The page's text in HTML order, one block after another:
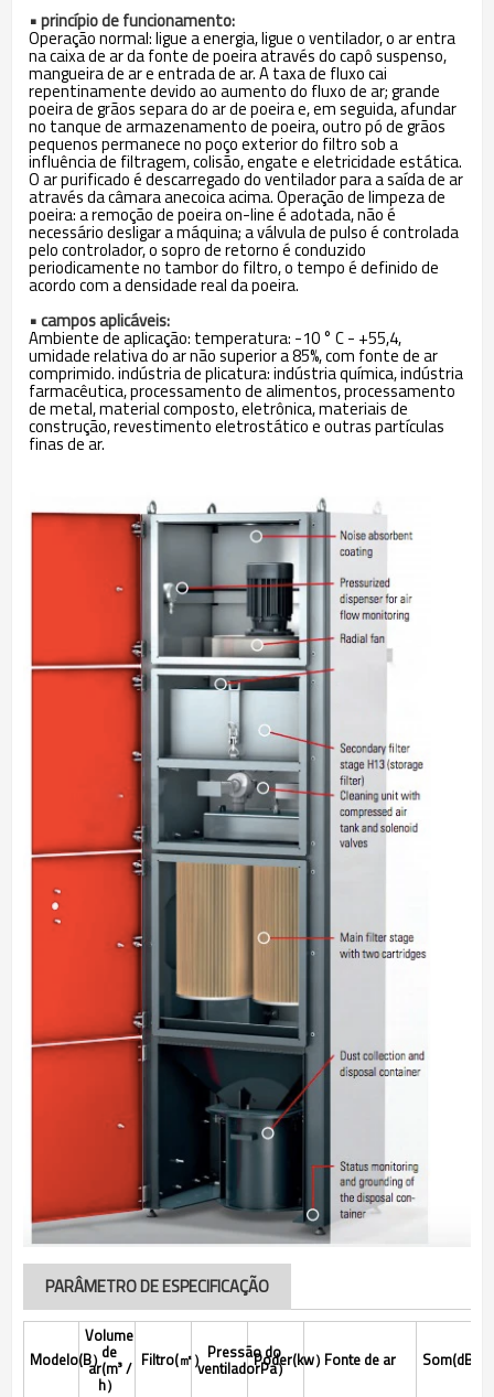
• princípio de funcionamento:
Operação normal: ligue a energia, ligue o ventilador, o ar entra
na caixa de ar da fonte de poeira através do capô suspenso,
mangueira de ar e entrada de ar. A taxa de fluxo cai
repentinamente devido ao aumento do fluxo de ar; grande
poeira de grãos separa do ar de poeira e, em seguida, afundar
no tanque de armazenamento de poeira, outro pó de grãos
pequenos permanece no poço exterior do filtro sob a
influência de filtragem, colisão, engate e eletricidade estática.
O ar purificado é descarregado do ventilador para a saída de ar
através da câmara anecoica acima. Operação de limpeza de
poeira: a remoção de poeira on-line é adotada, não é
necessário desligar a máquina; a válvula de pulso é controlada
pelo controlador, o sopro de retorno é conduzido
periodicamente no tambor do filtro, o tempo é definido de
acordo com a densidade real da poeira.
• campos aplicáveis:
Ambiente de aplicação: temperatura: -10 ° C - +55,4,
umidade relativa do ar não superior a 85%, com fonte de ar
comprimido. indústria de plicatura: indústria química, indústria
farmacêutica, processamento de alimentos, processamento
de metal, material composto, eletrônica, materiais de
construção, revestimento eletrostático e outras partículas
finas de ar.
PARÂMETRO DE ESPECIFICAÇÃO
Modelo(B）
Volume
de
ar(m³ /
h）
Filtro(㎡）Pressão do
ventiladorPa）
Poder(kw）Fonte de ar Som(dB